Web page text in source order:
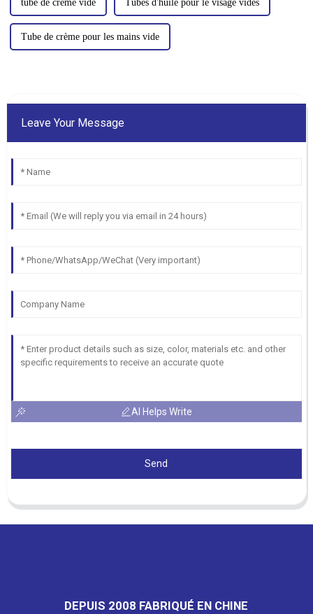
tube de crème vide Tubes d'huile pour le visage vides
Tube de crème pour les mains vide
Leave Your Message
AI Helps Write
Send
DEPUIS 2008 FABRIQUÉ EN CHINE